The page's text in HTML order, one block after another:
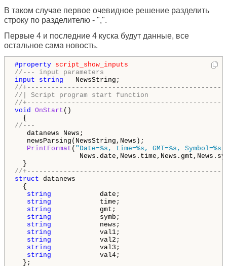
В таком случае первое очевидное решение разделить
строку по разделителю - ",".
Первые 4 и последние 4 куска будут данные, все
остальное сама новость.
#property script_show_inputs
//--- input parameters
input
string
//
//| Script program start function
//
void OnStart ()
//---
datanews News;
newsParsing(NewsString,News);
PrintFormat ( "Date=%s, time=%s, GMT=%s,
//
struct datanews
{
string date;
string time;
string gmt;
string symb;
string news;
string val1;
string val2;
string val3;
string val4;